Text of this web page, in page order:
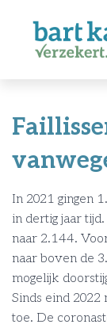
In 2021 gingen
in dertig jaar
naar 2.144.
naar boven de
mogelijk
Sinds eind
toe. De